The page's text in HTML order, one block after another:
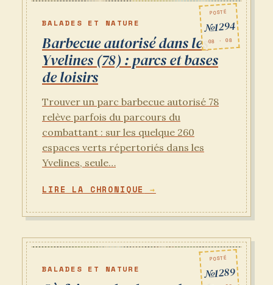
POSTÉ
№1294
08 · 08
BALADES ET NATURE
Barbecue autorisé dans les
Yvelines (78) : parcs et bases
de loisirs
Trouver un parc barbecue autorisé 78
relève parfois du parcours du
combattant : sur les quelque 260
espaces verts répertoriés dans les
Yvelines, seule…
LIRE LA CHRONIQUE
POSTÉ
№1289
BALADES ET NATURE